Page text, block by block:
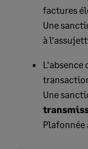
factures
Une
à
Une
Plafonnée